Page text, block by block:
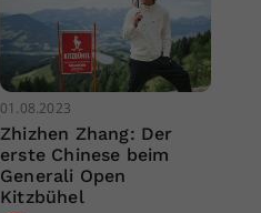
01.08.2023
Zhizhen Zhang: Der
erste Chinese beim
Generali Open
Kitzbühel